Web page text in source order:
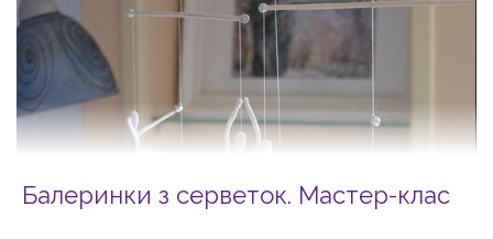
Балеринки з серветок. Мастер-клас